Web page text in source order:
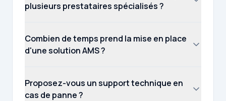
plusieurs prestataires spécialisés ?
Combien de temps prend la mise en place
d'une solution AMS ?
Proposez-vous un support technique en
cas de panne ?